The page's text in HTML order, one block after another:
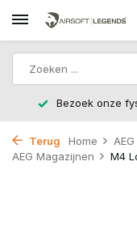
Bezoek onze
Terug Home
AEG Magazijnen
M4